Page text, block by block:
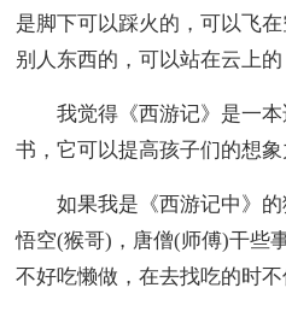
是脚下可以踩火的，可以飞
别人东西的，可以站在云上
我觉得《西游记》是一
书，它可以提高孩子们的想象
如果我是《西游记中》
悟空(猴哥)，唐僧(师傅)干些
不好吃懒做，在去找吃的时不